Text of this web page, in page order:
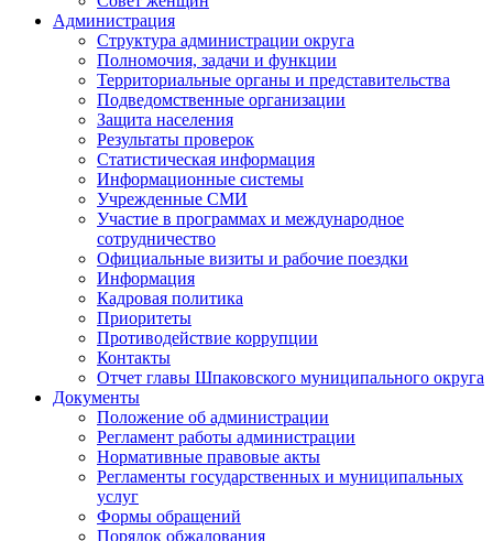
Администрация
Структура администрации округа
Полномочия, задачи и функции
Территориальные органы и представительства
Подведомственные организации
Защита населения
Результаты проверок
Статистическая информация
Информационные системы
Учрежденные СМИ
Участие в программах и международное
сотрудничество
Официальные визиты и рабочие поездки
Информация
Кадровая политика
Приоритеты
Противодействие коррупции
Контакты
Отчет главы Шпаковского муниципального округа
Документы
Положение об администрации
Регламент работы администрации
Нормативные правовые акты
Регламенты государственных и муниципальных
услуг
Формы обращений
Порядок обжалования